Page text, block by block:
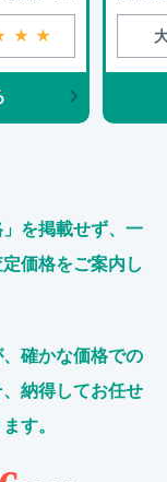
を掲載せず、 一
価格をご案内し
確かな価格での
納得してお任せ
す。